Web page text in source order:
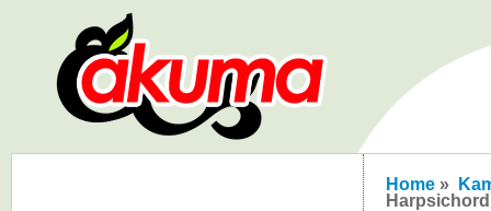
Home »
Harpsichord